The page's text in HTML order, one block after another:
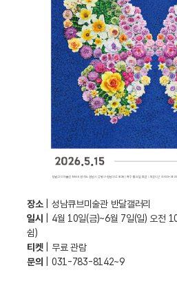
장소
| 성남큐브미술관 반달갤러리
일시
| 4월 10일(금)~6월 7일(일) 오전
쉼)
티켓
| 무료 관람
문의
| 031-783-8142~9